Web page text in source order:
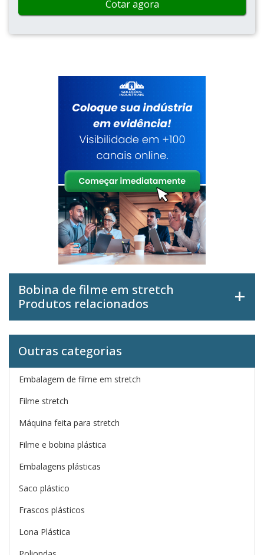
Cotar agora
Bobina de filme em stretch
Produtos relacionados
Outras categorias
Embalagem de filme em stretch
Filme stretch
Máquina feita para stretch
Filme e bobina plástica
Embalagens plásticas
Saco plástico
Frascos plásticos
Lona Plástica